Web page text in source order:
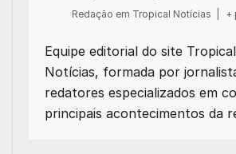
Redação em Tropical Notícias +
Equipe editorial do site Tropical
Notícias, formada por
redatores especializados em
principais acontecimentos da